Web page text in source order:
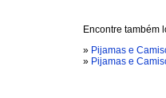
Encontre também
» Pijamas e
» Pijamas e